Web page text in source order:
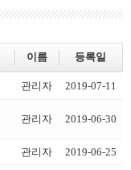
이름 등록일
관리자 2019-07-11
관리자 2019-06-30
관리자 2019-06-25